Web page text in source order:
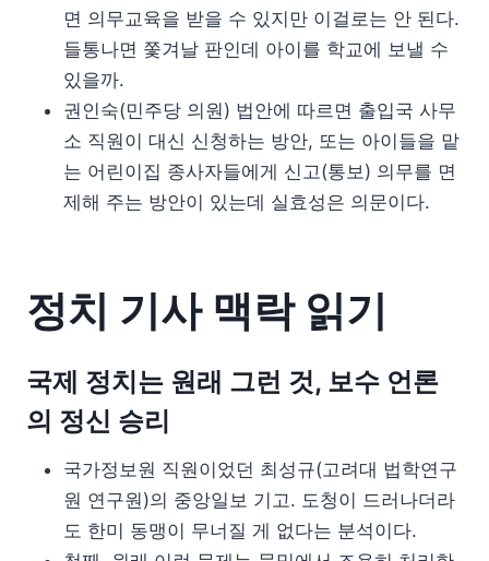
면 의무교육을 받을 수 있지만 이걸로는 안 된다.
들통나면 쫓겨날 판인데 아이를 학교에 보낼 수
있을까.
권인숙(민주당 의원) 법안에 따르면 출입국 사무
소 직원이 대신 신청하는 방안, 또는 아이들을 맡
는 어린이집 종사자들에게 신고(통보) 의무를 면
제해 주는 방안이 있는데 실효성은 의문이다.
정치 기사 맥락 읽기
국제 정치는 원래 그런 것, 보수 언론
의 정신 승리
국가정보원 직원이었던 최성규(고려대 법학연구
원 연구원)의 중앙일보 기고. 도청이 드러나더라
도 한미 동맹이 무너질 게 없다는 분석이다.